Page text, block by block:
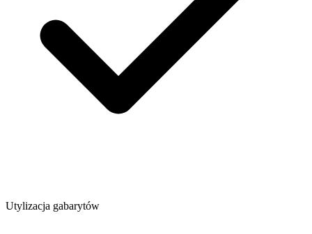
Utylizacja gabarytów